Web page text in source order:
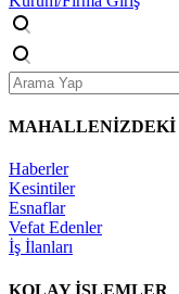
MAHALLENİZDEKİ
Haberler
Kesintiler
Esnaflar
Vefat Edenler
İş İlanları
KOLAY İŞLEMLER